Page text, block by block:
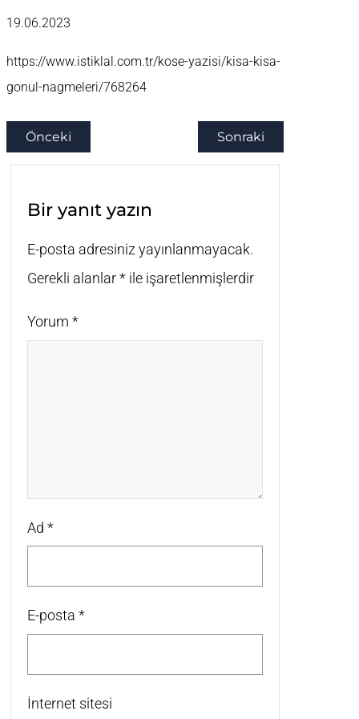
19.06.2023
https://www.istiklal.com.tr/kose-yazisi/kisa-kisa-
gonul-nagmeleri/768264
Önceki Sonraki
Bir yanıt yazın
E-posta adresiniz yayınlanmayacak.
Gerekli alanlar* ile işaretlenmişlerdir
Yorum *
Ad *
E-posta *
İnternet sitesi